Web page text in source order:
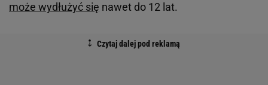
może wydłużyć się nawet do 12 lat.